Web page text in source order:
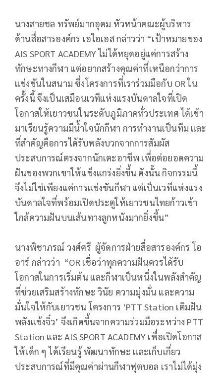
นางสายชล ทรัพย์มากอุดม หัวหน้าคณะผู้บริหาร
ด้านสื่อสารองค์กร เอไอเอส กล่าวว่า “เป้าหมายของ
AIS SPORT ACADEMY ไม่ได้หยุดอยู่แค่การสร้าง
ทักษะทางกีฬา แต่อยากสร้างคุณค่าที่เหนือกว่าการ
แข่งขันในสนาม ซึ่งโครงการที่เราร่วมมือกับ OR ใน
ครั้งนี้ จึงเป็นเสมือนเวทีแห่งแรงบันดาลใจที่เปิด
โอกาสให้เยาวชนในระดับภูมิภาคทั่วประเทศ ได้เข้า
มาเรียนรู้ความมีน้ำใจนักกีฬา การทำงานเป็นทีม และ
ที่สำคัญคือการได้รับพลังบวกจากการสัมผัส
ประสบการณ์ตรงจากนักเตะอาชีพ เพื่อต่อยอดความ
ฝันของพวกเขาให้แข็งแกร่งยิ่งขึ้น ดังนั้น กิจกรรมนี้
จึงไม่ใช่เพียงแค่การแข่งขันกีฬา แต่เป็นเวทีแห่งแรง
บันดาลใจที่พร้อมเปิดประตูให้เยาวชนไทยก้าวเข้า
ใกล้ความฝันบนเส้นทางลูกหนังมากยิ่งขึ้น”
นางพิชาภรณ์ วงศ์ศรี ผู้จัดการฝ่ายสื่อสารองค์กร โอ
อาร์ กล่าวว่า “OR เชื่อว่าทุกความฝันควรได้รับ
โอกาสในการเริ่มต้น และกีฬาเป็นหนึ่งในพลังสำคัญ
ที่ช่วยเสริมสร้างทักษะ วินัย ความมุ่งมั่น และความ
มั่นใจให้กับเยาวชน โครงการ ‘PTT Station เติมฝัน
พลังแข้งจิ๋ว’ จึงเกิดขึ้นจากความร่วมมือระหว่าง PTT
Station และ AIS SPORT ACADEMY เพื่อเปิดโอกาส
ให้เด็ก ๆ ได้เรียนรู้ พัฒนาทักษะ และเก็บเกี่ยว
ประสบการณ์ที่มีคุณค่าผ่านกีฬาฟุตบอล เราไม่ได้มุ่ง